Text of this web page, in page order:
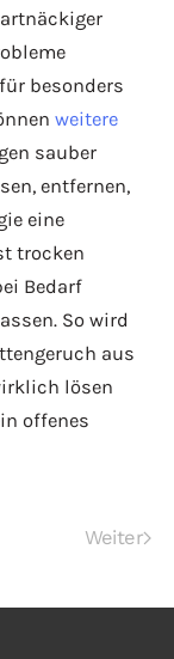
besonders
weitere
sauber
entfernen,
eine
trocken
Bedarf
So wird
aus
lösen
offenes
Weiter